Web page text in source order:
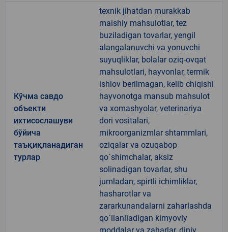
Кўчма савдо
объекти
ихтисослашуви
бўйича
таъқиқланадиган
турлар
texnik jihatdan murakkab
maishiy mahsulotlar, tez
buziladigan tovarlar, yengil
alangalanuvchi va yonuvchi
suyuqliklar, bolalar oziq-ovqat
mahsulotlari, hayvonlar, termik
ishlov berilmagan, kelib chiqishi
hayvonotga mansub mahsulot
va xomashyolar, veterinariya
dori vositalari,
mikroorganizmlar shtammlari,
oziqalar va ozuqabop
qo`shimchalar, aksiz
solinadigan tovarlar, shu
jumladan, spirtli ichimliklar,
hasharotlar va
zararkunandalarni zaharlashda
qo`llaniladigan kimyoviy